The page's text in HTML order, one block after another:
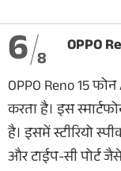
6 8
OPPO
OPPO Reno 15
करता है। इस
है। इसमें स्टीरियो
और टाईप-सी पोर्ट